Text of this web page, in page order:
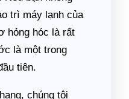
trì máy lạnh của
hỏng hóc là rất
là một trong
tiên.
chúng tôi